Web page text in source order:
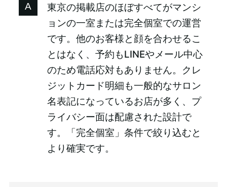
東京の掲載店のほぼすべてがマンシ
ョンの一室または完全個室での運営
です。他のお客様と顔を合わせるこ
とはなく、予約もLINEやメール中心
のため電話応対もありません。クレ
ジットカード明細も一般的なサロン
名表記になっているお店が多く、プ
ライバシー面は配慮された設計で
す。「完全個室」条件で絞り込むと
より確実です。